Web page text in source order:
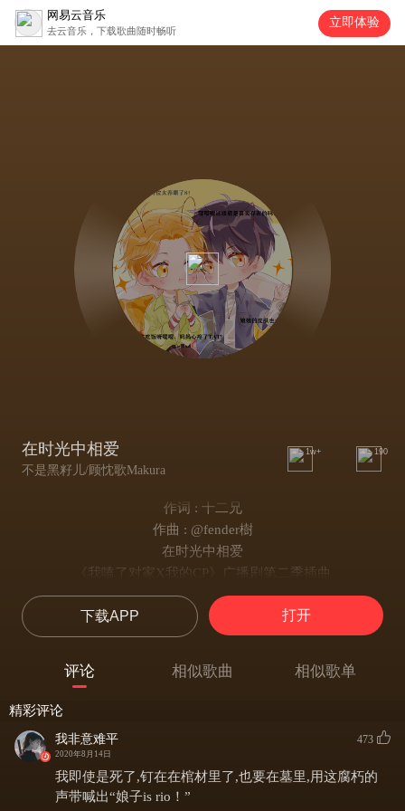
网易云音乐
去云音乐，下载歌曲随时畅听
立即体验
在时光中相爱
不是黑籽儿/顾忱歌Makura
1w+ 190
作词 : 十二兄
作曲 : @fender樹
在时光中相爱
《我嗑了对家X我的CP》广播剧第二季插曲
原著：PEPA
制片：@猫耳FM @降枣
策划：小北@圈A小北 、洲洲@洲洲-瀛洲越客
演唱：陈张太康@泽西锅-陈张太康
-
翻唱：黑籽儿/顾忱歌
下载APP 打开
评论 相似歌曲 相似歌单
精彩评论
我非意难平
2020年8月14日
473
我即使是死了,钉在在棺材里了,也要在墓里,用这腐朽的
声带喊出“娘子is rio！”